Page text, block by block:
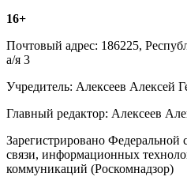
16+
Почтовый адрес: 186225,
а/я 3
Учредитель: Алексеев Алексей
Главный редактор: Алексеев
Зарегистрировано Федеральной
связи, информационных
коммуникаций (Роскомнадзор)